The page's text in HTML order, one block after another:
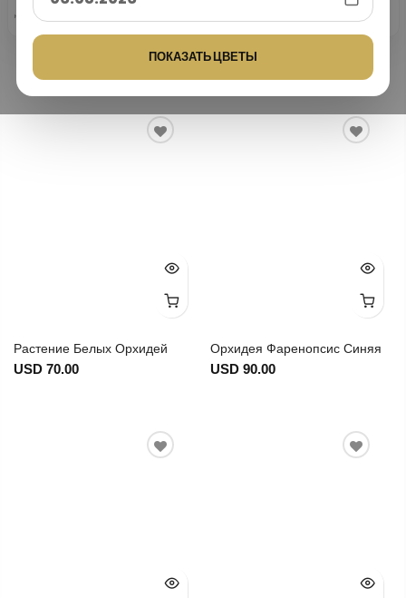
ПОКАЗАТЬ ЦВЕТЫ
25 лет опыта
Надежная доставка цветов с 1999
года. по всей Турции. TrustpilotGoogle
100% безопасная
Ваши платежи защищены
Растение Белых Орхидей
USD 70.00
Орхидея Фаренопсис Синяя
USD 90.00